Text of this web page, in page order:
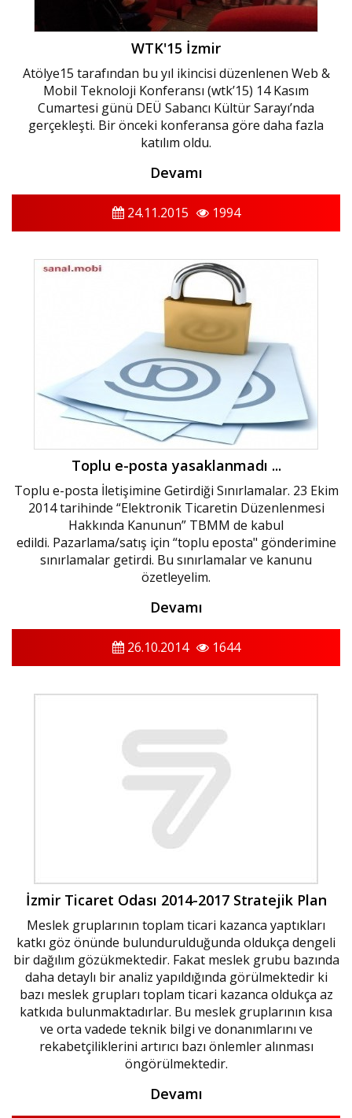
WTK'15 İzmir
Atölye15 tarafından bu yıl ikincisi düzenlenen Web &
Mobil Teknoloji Konferansı (wtk’15) 14 Kasım
Cumartesi günü DEÜ Sabancı Kültür Sarayı’nda
gerçekleşti. Bir önceki konferansa göre daha fazla
katılım oldu.
Devamı
24.11.2015 1994
Toplu e-posta yasaklanmadı ...
Toplu e-posta İletişimine Getirdiği Sınırlamalar. 23 Ekim
2014 tarihinde “Elektronik Ticaretin Düzenlenmesi
Hakkında Kanunun” TBMM de kabul
edildi. Pazarlama/satış için “toplu eposta" gönderimine
sınırlamalar getirdi. Bu sınırlamalar ve kanunu
özetleyelim.
Devamı
26.10.2014 1644
İzmir Ticaret Odası 2014-2017 Stratejik Plan
Meslek gruplarının toplam ticari kazanca yaptıkları
katkı göz önünde bulundurulduğunda oldukça dengeli
bir dağılım gözükmektedir. Fakat meslek grubu bazında
daha detaylı bir analiz yapıldığında görülmektedir ki
bazı meslek grupları toplam ticari kazanca oldukça az
katkıda bulunmaktadırlar. Bu meslek gruplarının kısa
ve orta vadede teknik bilgi ve donanımlarını ve
rekabetçiliklerini artırıcı bazı önlemler alınması
öngörülmektedir.
Devamı